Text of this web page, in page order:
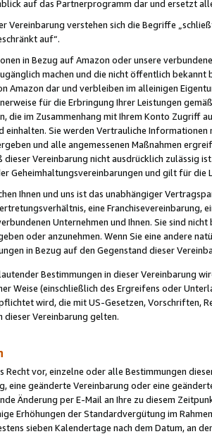
auf das Partnerprogramm dar und ersetzt
Vereinbarung verstehen sich die Begriffe
auf“.
in Bezug auf Amazon oder unsere
machen und die nicht öffentlich
Amazon dar und verbleiben im alleinigen
für die Erbringung Ihrer Leistungen
die im Zusammenhang mit Ihrem Konto
einhalten. Sie werden Vertrauliche
und alle angemessenen Maßnahmen
dieser Vereinbarung nicht ausdrücklich zulässig
Geheimhaltungsvereinbarungen und gilt für die
Ihnen und uns ist das unabhängiger
eine Franchisevereinbarung,
Unternehmen und Ihnen. Sie sind
oder anzunehmen. Wenn Sie eine andere
in Bezug auf den Gegenstand dieser
Bestimmungen in dieser Vereinbarung
Weise (einschließlich des Ergreifens oder
wird, die mit US-Gesetzen, Vorschriften,
dieser Vereinbarung gelten.
Recht vor, einzelne oder alle Bestimmungen
eine geänderte Vereinbarung oder eine
Änderung per E-Mail an Ihre zu diesem
Erhöhungen der Standardvergütung im
sieben Kalendertage nach dem Datum, an